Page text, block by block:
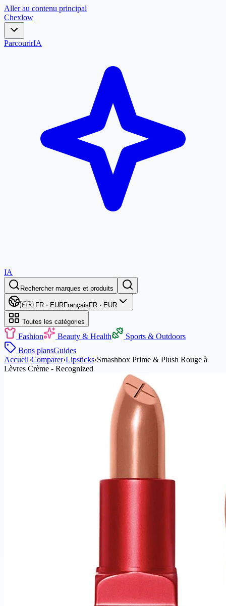
Aller au contenu principal
Chexlow
ParcourirIA
IA
Rechercher marques et produits
🇫🇷 FR · EURFrançais FR · EUR
Toutes les catégories
Fashion Beauty & Health
Sports & Outdoors
Bons plansGuides
Accueil›Comparer›Lipsticks›Smashbox Prime & Plush Rouge à
Lèvres Crème - Recognized